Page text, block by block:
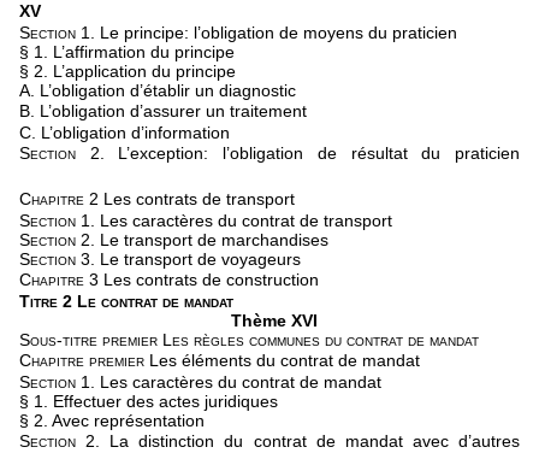
XV
Section 1.
Le principe: l’obligation de moyens du praticien
§ 1. L’affirmation du principe
§ 2. L’application du principe
A. L’obligation d’établir un diagnostic
B. L’obligation d’assurer un traitement
C. L’obligation d’information
Section 2. L’exception: l’obligation de résultat du praticien
Chapitre 2 Les contrats de transport
Section 1.
Les caractères du contrat de transport
Section 2.
Le transport de marchandises
Section 3.
Le transport de voyageurs
Chapitre 3 Les contrats de construction
Titre 2 Le contrat de mandat
Thème XVI
Sous-titre premier Les règles communes du contrat de mandat
Chapitre premier Les éléments du contrat de mandat
Section 1.
Les caractères du contrat de mandat
§ 1. Effectuer des actes juridiques
§ 2. Avec représentation
Section 2.
La distinction du contrat de mandat avec d’autres